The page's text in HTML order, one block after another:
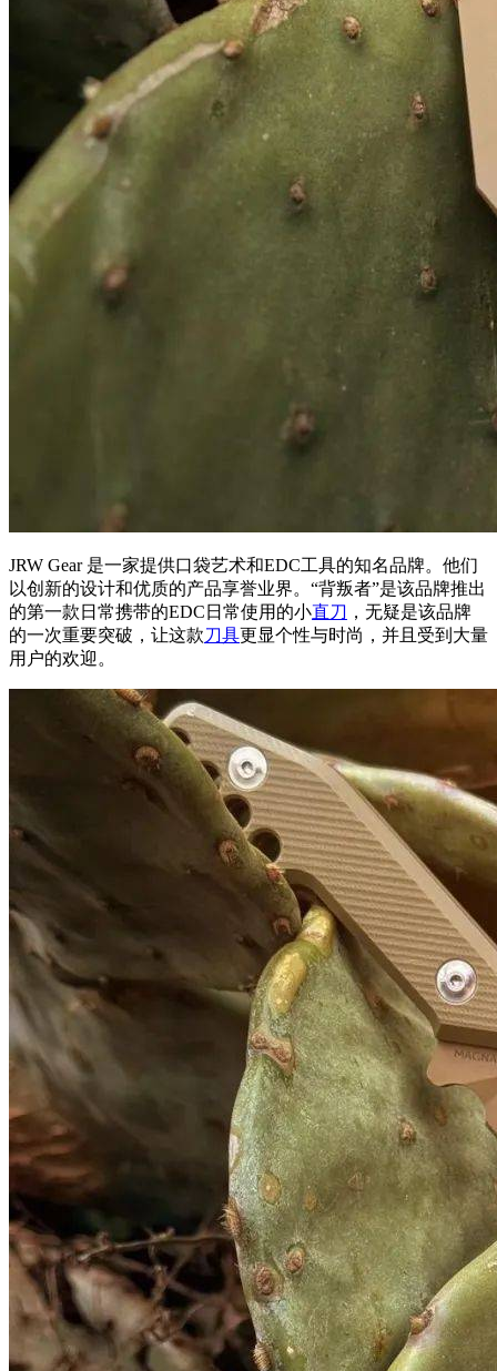
JRW Gear 是一家提供口袋艺术和EDC工具的知名品牌。他们
以创新的设计和优质的产品享誉业界。“背叛者”是该品牌推出
的第一款日常携带的EDC日常使用的小直刀 ，无疑是该品牌
的一次重要突破，让这款刀具更显个性与时尚，并且受到大量
用户的欢迎。